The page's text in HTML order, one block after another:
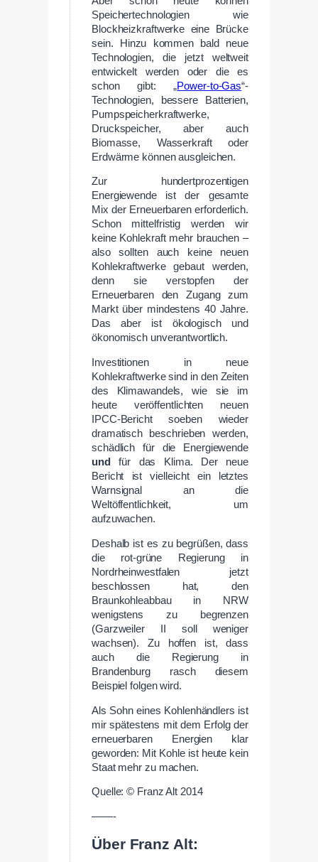
Speichertechnologien wie
Blockheizkraftwerke eine Brücke
sein. Hinzu kommen bald neue
Technologien, die jetzt weltweit
entwickelt werden oder die es
schon gibt: „Power-to-Gas“-
Technologien, bessere Batterien,
Pumpspeicherkraftwerke,
Druckspeicher, aber auch
Biomasse, Wasserkraft oder
Erdwärme können ausgleichen.
Zur hundertprozentigen
Energiewende ist der gesamte
Mix der Erneuerbaren erforderlich.
Schon mittelfristig werden wir
keine Kohlekraft mehr brauchen –
also sollten auch keine neuen
Kohlekraftwerke gebaut werden,
denn sie verstopfen der
Erneuerbaren den Zugang zum
Markt über mindestens 40 Jahre.
Das aber ist ökologisch und
ökonomisch unverantwortlich.
Investitionen in neue
Kohlekraftwerke sind in den Zeiten
des Klimawandels, wie sie im
heute veröffentlichten neuen
IPCC-Bericht soeben wieder
dramatisch beschrieben werden,
schädlich für die Energiewende
und
für das Klima. Der neue
Bericht ist vielleicht ein letztes
Warnsignal an die
Weltöffentlichkeit, um
aufzuwachen.
Deshalb ist es zu begrüßen, dass
die rot-grüne Regierung in
Nordrheinwestfalen jetzt
beschlossen hat, den
Braunkohleabbau in NRW
wenigstens zu begrenzen
(Garzweiler II soll weniger
wachsen). Zu hoffen ist, dass
auch die Regierung in
Brandenburg rasch diesem
Beispiel folgen wird.
Als Sohn eines Kohlenhändlers ist
mir spätestens mit dem Erfolg der
erneuerbaren Energien klar
geworden: Mit Kohle ist heute kein
Staat mehr zu machen.
Quelle: © Franz Alt 2014
——-
Über Franz Alt: